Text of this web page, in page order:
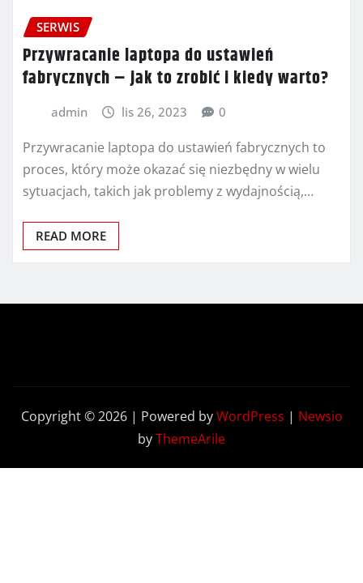
SERWIS
Przywracanie laptopa do ustawień
fabrycznych – jak to zrobić i kiedy warto?
admin lis 26, 2023 0
Przywracanie laptopa do ustawień fabrycznych to
proces, który może okazać się niezbędny w wielu
sytuacjach, takich jak problemy z wydajnością,…
READ MORE
Copyright © 2026 | Powered byWordPress | Newsio
byThemeArile